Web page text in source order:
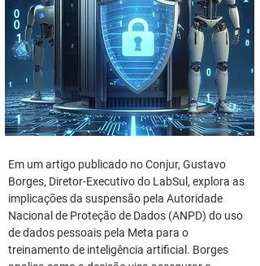
Em um artigo publicado no Conjur, Gustavo
Borges, Diretor-Executivo do LabSul, explora as
implicações da suspensão pela Autoridade
Nacional de Proteção de Dados (ANPD) do uso
de dados pessoais pela Meta para o
treinamento de inteligência artificial. Borges